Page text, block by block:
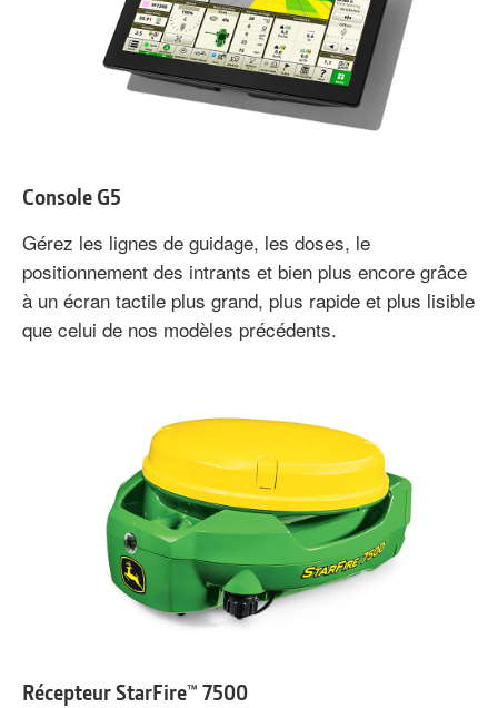
Console G5
Gérez les lignes de guidage, les doses, le
positionnement des intrants et bien plus encore grâce
à un écran tactile plus grand, plus rapide et plus lisible
que celui de nos modèles précédents.
Récepteur StarFire™ 7500